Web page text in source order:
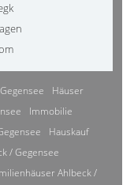
Häuser
Immobilie
Hauskauf
/ Gegensee
Ahlbeck /